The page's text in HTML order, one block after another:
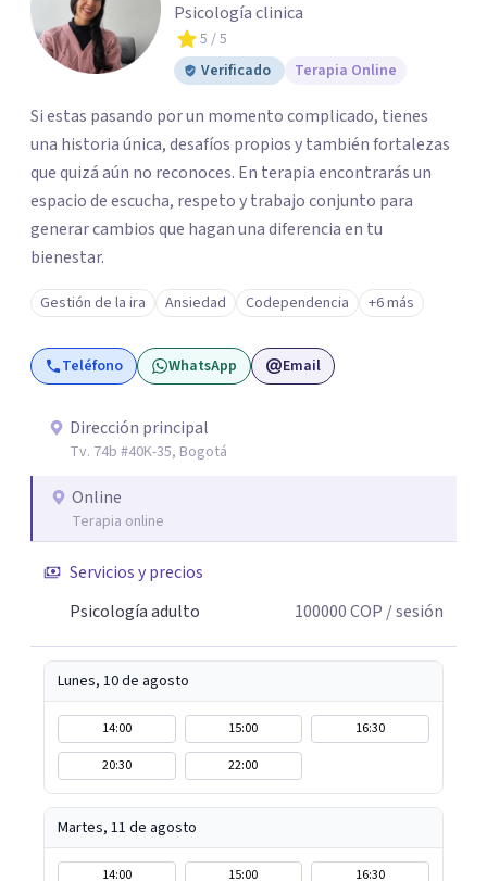
Psicología clinica
5 / 5
Verificado
Terapia Online
Si estas pasando por un momento complicado, tienes
una historia única, desafíos propios y también fortalezas
que quizá aún no reconoces. En terapia encontrarás un
espacio de escucha, respeto y trabajo conjunto para
generar cambios que hagan una diferencia en tu
bienestar.
Gestión de la ira Ansiedad Codependencia +6 más
Teléfono WhatsApp Email
Dirección principal
Tv. 74b #40K-35, Bogotá
Online
Terapia online
Servicios y precios
Psicología adulto
100000COP / sesión
Lunes, 10 de agosto
14:00 15:00
16:30
20:30
22:00
Martes, 11 de agosto
14:00 15:00
16:30